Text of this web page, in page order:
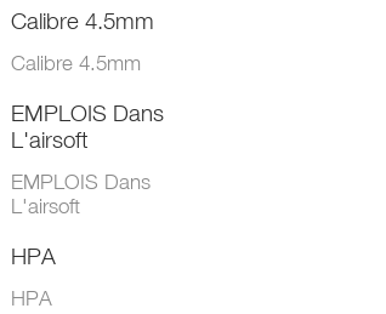
Calibre 4.5mm
Calibre 4.5mm
EMPLOIS Dans
L'airsoft
EMPLOIS Dans
L'airsoft
HPA
HPA